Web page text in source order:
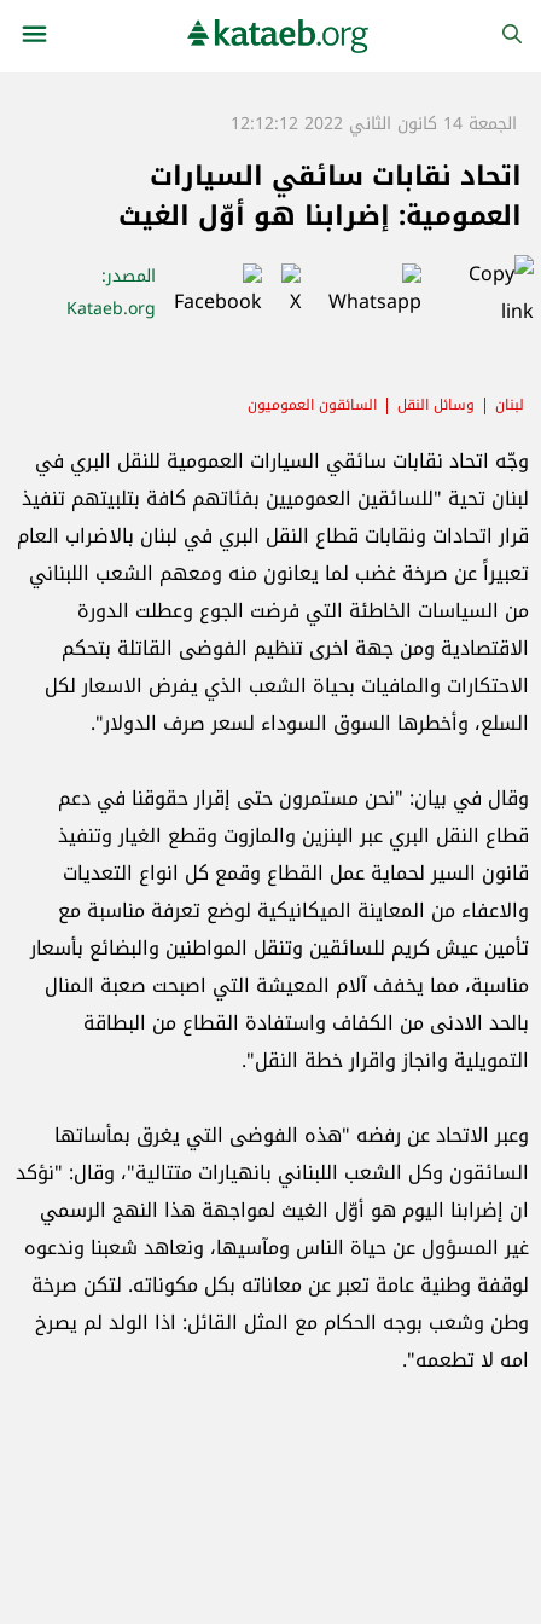
الجمعة 14 كانون الثاني 2022 12:12:12
اتحاد نقابات سائقي السيارات
العمومية: إضرابنا هو أوّل الغيث
المصدر:
Kataeb.org
لبنان وسائل النقل السائقون العموميون
وجّه اتحاد نقابات سائقي السيارات العمومية للنقل البري في
لبنان تحية "للسائقين العموميين بفئاتهم كافة بتلبيتهم تنفيذ
قرار اتحادات ونقابات قطاع النقل البري في لبنان بالاضراب العام
تعبيراً عن صرخة غضب لما يعانون منه ومعهم الشعب اللبناني
من السياسات الخاطئة التي فرضت الجوع وعطلت الدورة
الاقتصادية ومن جهة اخرى تنظيم الفوضى القاتلة بتحكم
الاحتكارات والمافيات بحياة الشعب الذي يفرض الاسعار لكل
السلع، وأخطرها السوق السوداء لسعر صرف الدولار".
وقال في بيان: "نحن مستمرون حتى إقرار حقوقنا في دعم
قطاع النقل البري عبر البنزين والمازوت وقطع الغيار وتنفيذ
قانون السير لحماية عمل القطاع وقمع كل انواع التعديات
والاعفاء من المعاينة الميكانيكية لوضع تعرفة مناسبة مع
تأمين عيش كريم للسائقين وتنقل المواطنين والبضائع بأسعار
مناسبة، مما يخفف آلام المعيشة التي اصبحت صعبة المنال
بالحد الادنى من الكفاف واستفادة القطاع من البطاقة
التمويلية وانجاز واقرار خطة النقل".
وعبر الاتحاد عن رفضه "هذه الفوضى التي يغرق بمأساتها
السائقون وكل الشعب اللبناني بانهيارات متتالية"، وقال: "نؤكد
ان إضرابنا اليوم هو أوّل الغيث لمواجهة هذا النهج الرسمي
غير المسؤول عن حياة الناس ومآسيها، ونعاهد شعبنا وندعوه
لوقفة وطنية عامة تعبر عن معاناته بكل مكوناته. لتكن صرخة
وطن وشعب بوجه الحكام مع المثل القائل: اذا الولد لم يصرخ
امه لا تطعمه".